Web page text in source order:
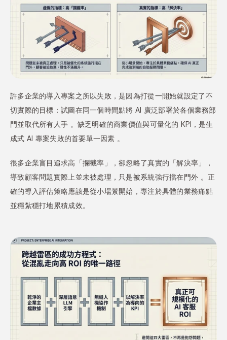
許多企業的導入專案之所以失敗，是因為打從一開始就設定了不
切實際的目標：試圖在同一個時間點將 AI 廣泛部署於各個業務部
門並取代所有人手 。缺乏明確的商業價值與可量化的 KPI，是生
成式 AI 專案失敗的首要單一因素 。
很多企業盲目追求高「攔截率」，卻忽略了真實的「解決率」，
導致顧客問題實際上並未被處理，只是被系統強行擋在門外 。正
確的導入評估策略應該是從小場景開始，專注於具體的業務痛點
並穩紮穩打地累積成效。